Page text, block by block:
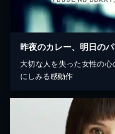
昨夜のカレー、明日の
大切な人を失った女性の
にしみる感動作